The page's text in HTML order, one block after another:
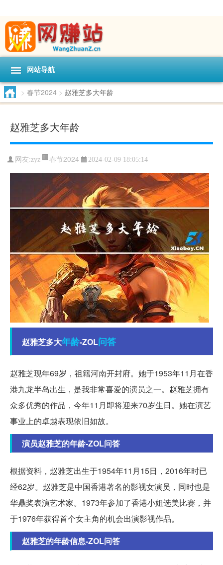
网站导航
> 春节2024 > 赵雅芝多大年龄
赵雅芝多大年龄
网友:zyz 春节2024 2024-02-09 18:05:14
赵雅芝多大年龄-ZOL问答
赵雅芝现年69岁，祖籍河南开封府。她于1953年11月在香
港九龙半岛出生，是我非常喜爱的演员之一。赵雅芝拥有
众多优秀的作品，今年11月即将迎来70岁生日。她在演艺
事业上的卓越表现依旧如故。
演员赵雅芝的年龄-ZOL问答
根据资料，赵雅芝出生于1954年11月15日，2016年时已
经62岁。赵雅芝是中国香港著名的影视女演员，同时也是
华鼎奖表演艺术家。1973年参加了香港小姐选美比赛，并
于1976年获得首个女主角的机会出演影视作品。
赵雅芝的年龄信息-ZOL问答